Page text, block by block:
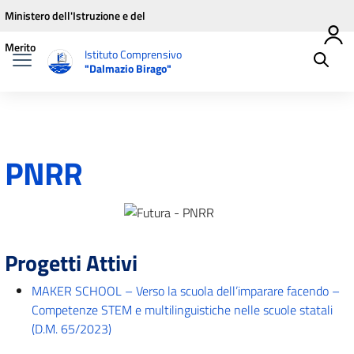
Vai ai contenuti
Vai al menu di navigazione
Vai al footer
Ministero dell'Istruzione e del
Merito
Istituto Comprensivo
"Dalmazio Birago"
PNRR
Progetti Attivi
MAKER SCHOOL – Verso la scuola dell’imparare facendo –
Competenze STEM e multilinguistiche nelle scuole statali
(D.M. 65/2023)